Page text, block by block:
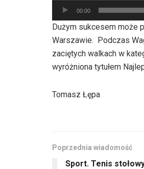
Odtwarzacz
plików
dźwiękowych
00:00
Dużym sukcesem może
Warszawie. Podczas
zaciętych walkach w
wyróżniona tytułem
Tomasz Łępa
Poprzednia wiadomość
Sport. Tenis